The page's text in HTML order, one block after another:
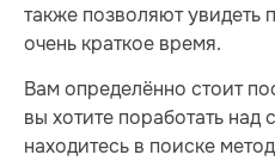
также позволяют увидеть
очень краткое время.
Вам определённо стоит
вы хотите поработать над
находитесь в поиске